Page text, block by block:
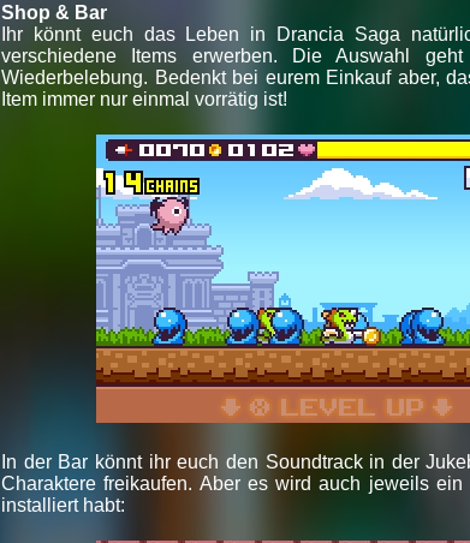
Shop & Bar
Ihr könnt euch das Leben in Drancia Saga
verschiedene Items erwerben. Die Auswahl
Wiederbelebung. Bedenkt bei eurem Einkauf aber,
Item immer nur einmal vorrätig ist!
In der Bar könnt ihr euch den Soundtrack in der
Charaktere freikaufen. Aber es wird auch jeweils
installiert habt: